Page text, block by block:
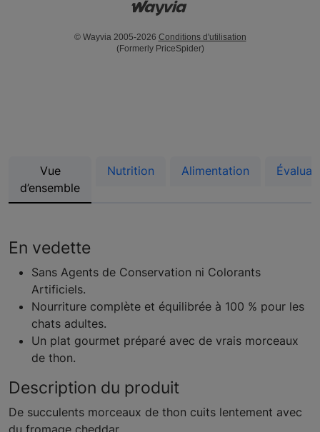
© Wayvia 2005-2026 Conditions d'utilisation
(Formerly PriceSpider)
Vue
d’ensemble
Nutrition Alimentation
En vedette
Sans Agents de Conservation ni Colorants
Artificiels.
Nourriture complète et équilibrée à 100 % pour les
chats adultes.
Un plat gourmet préparé avec de vrais morceaux
de thon.
Description du produit
De succulents morceaux de thon cuits lentement avec